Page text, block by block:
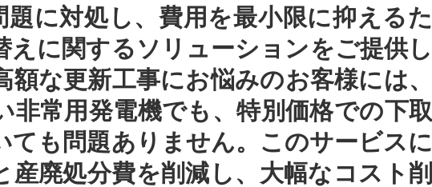
題に対処し、費用を最小限に抑えるた
えに関するソリューションをご提供し
な更新工事にお悩みのお客様には、
非常用発電機でも、特別価格での下取
ても問題ありません。このサービスに
産廃処分費を削減し、大幅なコスト削